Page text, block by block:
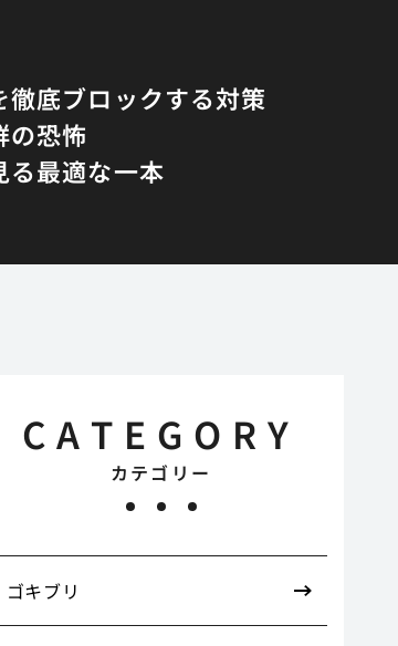
底ブロックする対策
の恐怖
る最適な一本
CATEGORY
カテゴリー
ゴキブリ